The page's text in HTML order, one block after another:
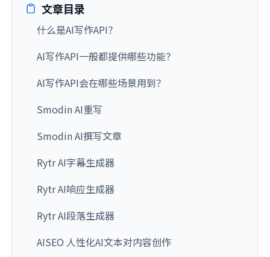
文章目录
什么是AI写作API？
AI写作API一般都提供哪些功能？
AI写作API会在哪些场景用到？
Smodin AI重写
Smodin AI撰写文章
Rytr AI字幕生成器
Rytr AI响应生成器
Rytr AI段落生成器
AISEO 人性化AI文本对内容创作